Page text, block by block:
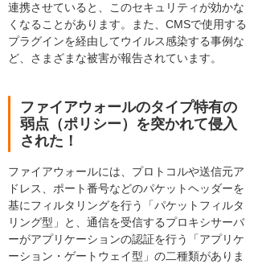
連携させていると、このセキュリティが効かな
くなることがあります。また、CMSで使用する
プラグインを経由してウイルス感染する事例な
ど、さまざまな被害が報告されています。
ファイアウォールのタイプ特有の
弱点（ポリシー）を突かれて侵入
された！
ファイアウォールには、プロトコルや送信元ア
ドレス、ポート番号などのパケットヘッダーを
基にフィルタリングを行う「パケットフィルタ
リング型」と、通信を受信するプロキシサーバ
ーがアプリケーションの認証を行う「アプリケ
ーション・ゲートウェイ型」の二種類がありま